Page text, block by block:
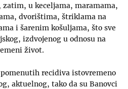
u keceljama, maramama,
dvorištima, štriklama na
i šarenim košuljama, što sve
izdvojenog u odnosu na
život.
recidiva istovremeno
aktuelnog, tako da su Banovci